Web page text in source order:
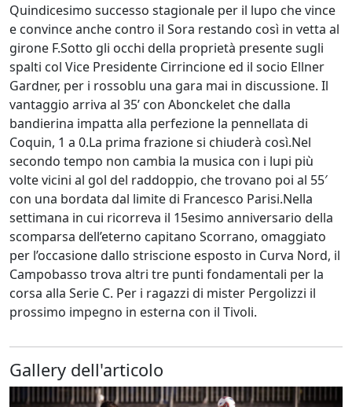
Quindicesimo successo stagionale per il lupo che vince
e convince anche contro il Sora restando così in vetta al
girone F.Sotto gli occhi della proprietà presente sugli
spalti col Vice Presidente Cirrincione ed il socio Ellner
Gardner, per i rossoblu una gara mai in discussione. Il
vantaggio arriva al 35’ con Abonckelet che dalla
bandierina impatta alla perfezione la pennellata di
Coquin, 1 a 0.La prima frazione si chiuderà così.Nel
secondo tempo non cambia la musica con i lupi più
volte vicini al gol del raddoppio, che trovano poi al 55′
con una bordata dal limite di Francesco Parisi.Nella
settimana in cui ricorreva il 15esimo anniversario della
scomparsa dell’eterno capitano Scorrano, omaggiato
per l’occasione dallo striscione esposto in Curva Nord, il
Campobasso trova altri tre punti fondamentali per la
corsa alla Serie C. Per i ragazzi di mister Pergolizzi il
prossimo impegno in esterna con il Tivoli.
Gallery dell'articolo